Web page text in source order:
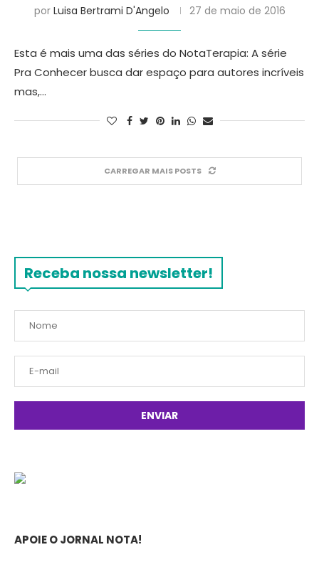
por Luisa Bertrami D'Angelo 27 de maio de 2016
Esta é mais uma das séries do NotaTerapia: A série
Pra Conhecer busca dar espaço para autores incríveis
mas,…
CARREGAR MAIS POSTS
Receba nossa newsletter!
APOIE O JORNAL NOTA!